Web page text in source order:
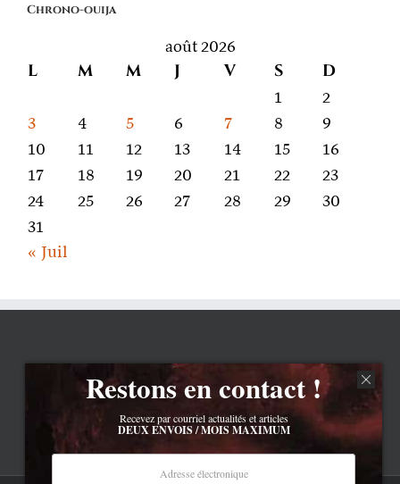
parle
Chrono-ouija
août 2026
L M M J V S D
1
2
3
4 5 6 7 8
9
10
11 12 13 14 15
16
17
18 19 20 21 22
23
24
25 26 27 28 29
30
31
« Juil
Restons en contact !
Recevez par courriel actualités et articles
DEUX ENVOIS / MOIS MAXIMUM